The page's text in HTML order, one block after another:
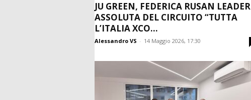
JU GREEN, FEDERICA RUSAN LEADER
ASSOLUTA DEL CIRCUITO “TUTTA
L’ITALIA XCO...
Alessandro VS - 14 Maggio 2026, 17:30